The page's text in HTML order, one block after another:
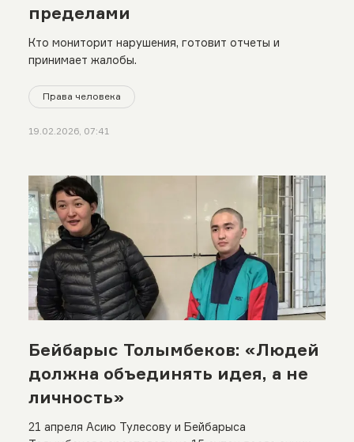
пределами
Кто мониторит нарушения, готовит отчеты и
принимает жалобы.
Права человека
19.02.2026, 07:41
Бейбарыс Толымбеков: «Людей
должна объединять идея, а не
личность»
21 апреля Асию Тулесову и Бейбарыса